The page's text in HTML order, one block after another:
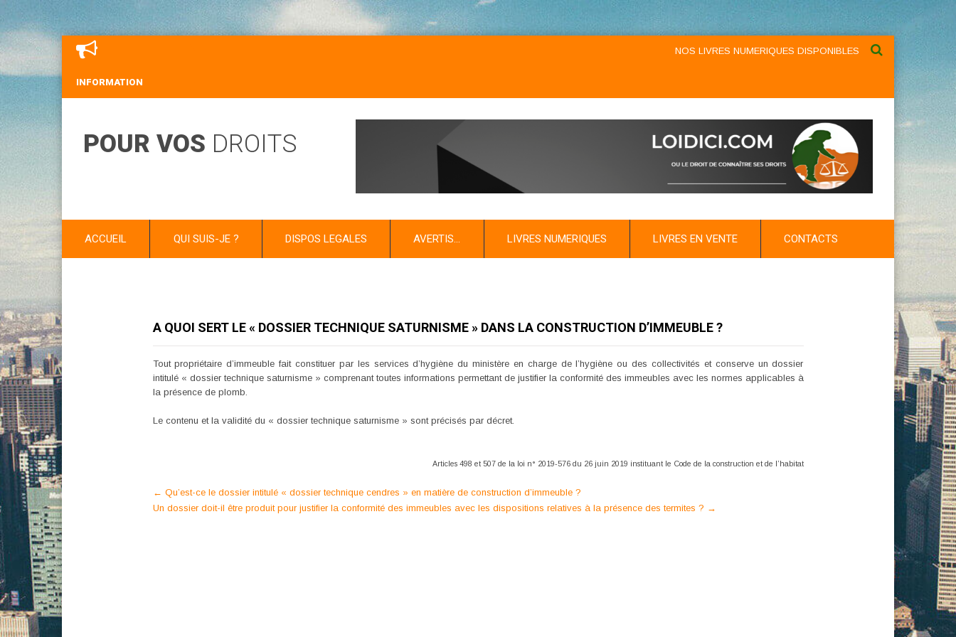
INFORMATION
NOS LIVRES NUMERIQUES DISPONIBLES AU NIVEAU DU MENU
POUR VOS DROITS
ACCUEIL QUI SUIS-JE ? DISPOS LEGALES AVERTIS… LIVRES NUMERIQUES LIVRES EN VENTE CONTACTS
A QUOI SERT LE « DOSSIER TECHNIQUE SATURNISME » DANS LA CONSTRUCTION D’IMMEUBLE ?
Tout propriétaire d’immeuble fait constituer par les services d’hygiène du ministère en charge de l’hygiène ou des collectivités et conserve un dossier
intitulé « dossier technique saturnisme » comprenant toutes informations permettant de justifier la conformité des immeubles avec les normes applicables à
la présence de plomb.
Le contenu et la validité du « dossier technique saturnisme » sont précisés par décret.
Articles 498 et 507 de la loi n° 2019-576 du 26 juin 2019 instituant le Code de la construction et de l’habitat
Post
navigation
← Qu’est-ce le dossier intitulé « dossier technique cendres » en matière de construction d’immeuble ?
Un dossier doit-il être produit pour justifier la conformité des immeubles avec les dispositions relatives à la présence des termites ? →